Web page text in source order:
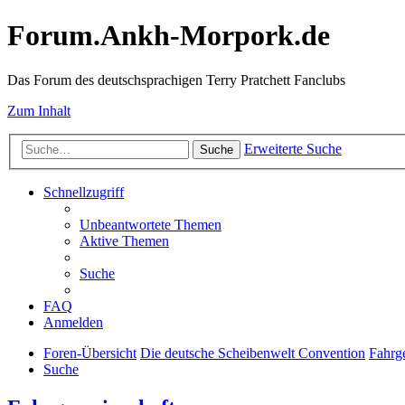
Forum.Ankh-Morpork.de
Das Forum des deutschsprachigen Terry Pratchett Fanclubs
Zum Inhalt
Suche Erweiterte Suche
Schnellzugriff
Unbeantwortete Themen
Aktive Themen
Suche
FAQ
Anmelden
Foren-Übersicht Die deutsche Scheibenwelt Convention
Suche